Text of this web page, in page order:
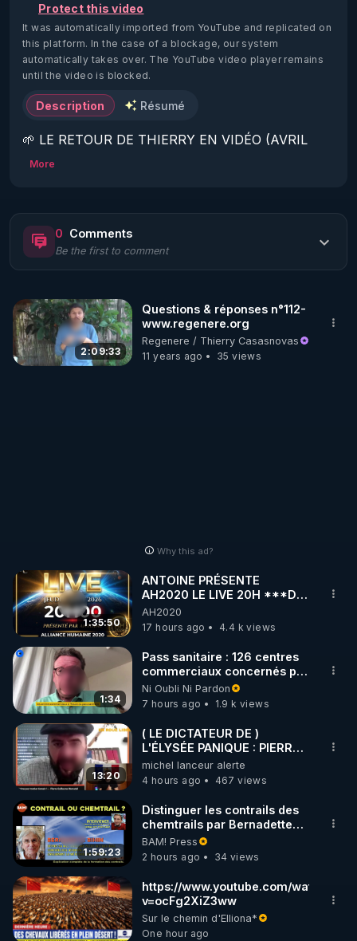
Protect this video
It was automatically imported from YouTube and replicated on
this platform. In the case of a blockage, our system
automatically takes over. The YouTube video player remains
until the video is blocked.
Description Résumé
🌱 LE RETOUR DE THIERRY EN VIDÉO (AVRIL
2022)!
https://www.rgnr.fr/presentation.html
🌱 LE MAGAZINE RÉGÉNÈRE
🌱 LA BOUTIQUE DU MAGAZINE
Pour obtenir les anciens numéros que vous avez
🌱 INSTAGRAM
https://www.instagram.com/rdlr_thierrycasasnovas/
http://rgnr.li/instagram
🌱 LA NEWSLETTER
Pour ne pas rater l’actualité RGNR (stages,
http://rgnr.li/news
🌱 VIDÉOS NON CENSURÉES SUR ODYSEE
Toutes les vidéos Youtube sont aussi sur la
http://rgnr.li/odysee
🌱 LES STAGES EN PRÉSENTIEL
http://rgnr.li/stages
More
0 Comments
Be the first to comment
2:09:33
Questions & réponses n°112-
www.regenere.org
Regenere / Thierry Casasnovas
11 years ago
35 views
Why this ad?
1:35:50
ANTOINE PRÉSENTE
AH2020 LE LIVE 20H ***DU
06/08/2026***
AH2020
17 hours ago
4.4 k views
1:34
Pass sanitaire : 126 centres
commerciaux concernés par
l'obligation dans toute la
France
Ni Oubli Ni Pardon
7 hours ago
1.9 k views
13:20
( LE DICTATEUR DE )
L'ÉLYSÉE PANIQUE : PIERRE
GUILLAUME MERCADAL
BALANCE TOUT
michel lanceur alerte
4 hours ago
467 views
1:59:23
Distinguer les contrails des
chemtrails par Bernadette
Bihin
BAM! Press
2 hours ago
34 views
https://www.youtube.com/watch?
v=ocFg2XiZ3ww
Sur le chemin d'Elliona*
One hour ago